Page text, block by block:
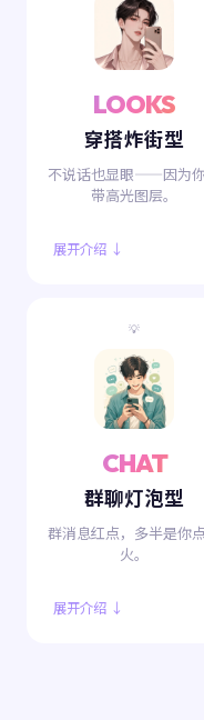
LOOKS
穿搭炸街型
不说话也显眼——因为
带高光图层。
展开介绍 ↓
💡
CHAT
群聊灯泡型
群消息红点，多半是你
火。
展开介绍 ↓